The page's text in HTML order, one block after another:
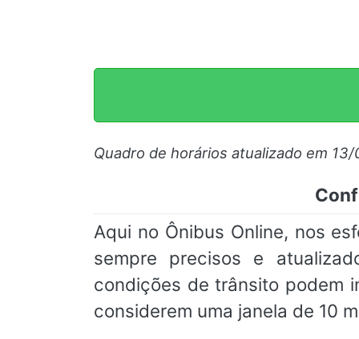
Quadro de horários atualizado em
Aqui no Ônibus Online, nos
sempre precisos e
condições de trânsito podem
considerem uma janela de 10